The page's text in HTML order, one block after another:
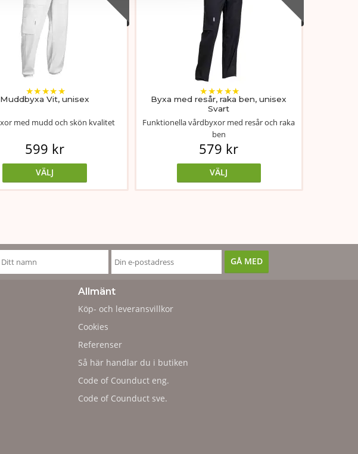
Muddbyxa Vit, unisex
★★★★★
med mudd och skön kvalitet
599 kr
VÄLJ
Byxa med resår, raka ben, unisex
Svart
★★★★★
Funktionella vårdbyxor med resår och raka
ben
579 kr
VÄLJ
Allmänt
Köp- och leveransvillkor
Cookies
Referenser
Så här handlar du i butiken
Code of Counduct eng.
Code of Counduct sve.